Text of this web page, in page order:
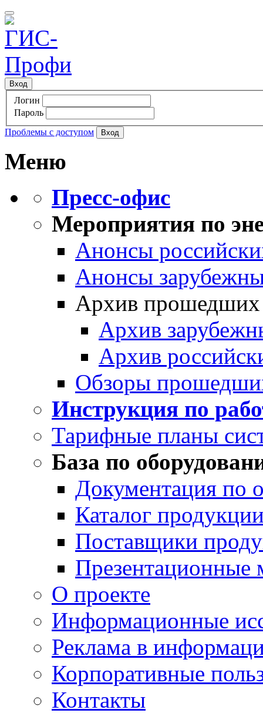
Вход
Логин
Пароль
Проблемы с доступом
Меню
Пресс-офис
Мероприятия по
Анонсы
Анонсы
Архив прошедших
Архив
Архив
Обзоры
Инструкция по
Тарифные планы
База по
Документация по
Каталог
Поставщики
Презентационные
О проекте
Информационные
Реклама в
Корпоративные
Контакты